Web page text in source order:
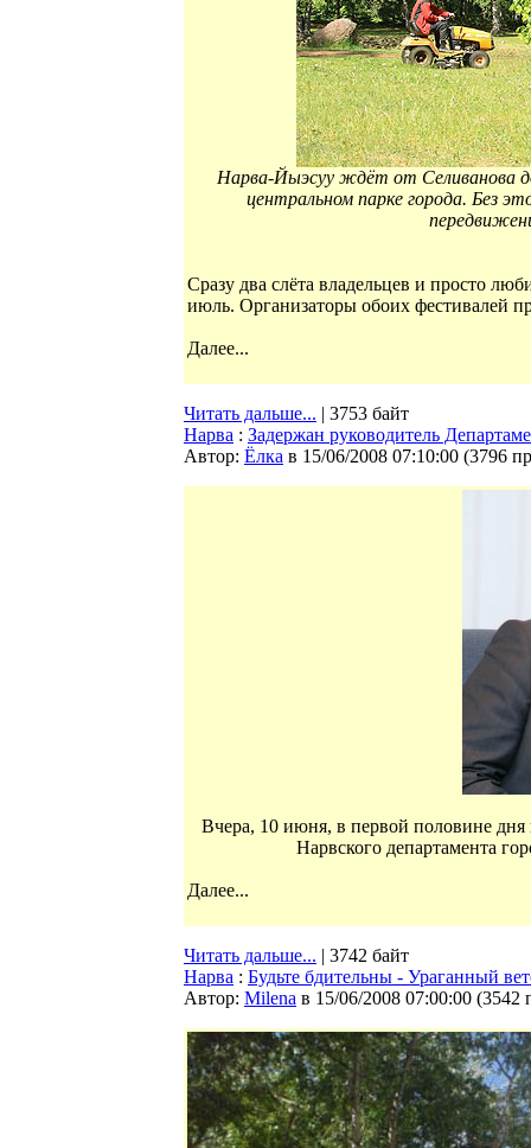
Нарва-Йыэсуу ждёт от Селиванова
центральном парке города. Без
Сразу два слёта владельцев и просто
июль. Организаторы обоих фестивалей
Далее...
Читать дальше... | 3753 байт
Нарва : Задержан руководитель
Автор: Ёлка в 15/06/2008 07:10:00 (3796
Вчера, 10 июня, в первой половине
Нарвского департамента
Далее...
Читать дальше... | 3742 байт
Нарва : Будьте бдительны - Ураганный
Автор: Milena в 15/06/2008 07:00:00 (3542